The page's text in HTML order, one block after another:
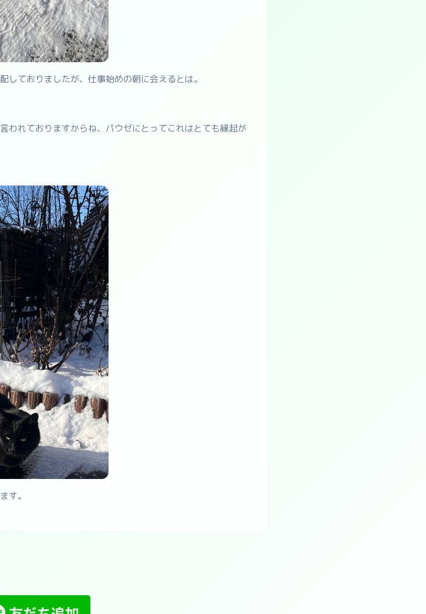
しておりましたが、仕事始めの朝に会えるとは。
われておりますからね、パウゼにとってこれはとても縁起が
す。